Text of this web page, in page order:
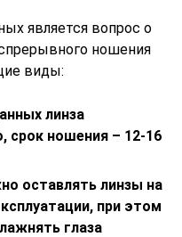
является вопрос о
ношения
виды:
линза
срок ношения – 12-16
оставлять линзы на
при этом
глаза